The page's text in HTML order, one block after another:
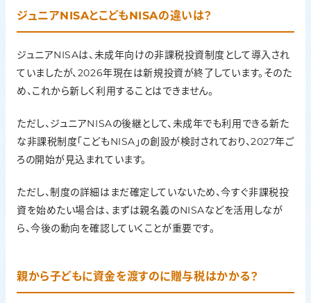
ジュニアNISAとこどもNISAの違いは？
ジュニアNISAは、未成年向けの非課税投資制度として導入され
ていましたが、2026年現在は新規投資が終了しています。そのた
め、これから新しく利用することはできません。
ただし、ジュニアNISAの後継として、未成年でも利用できる新た
な非課税制度「こどもNISA」の創設が検討されており、2027年ご
ろの開始が見込まれています。
ただし、制度の詳細はまだ確定していないため、今すぐ非課税投
資を始めたい場合は、まずは親名義のNISAなどを活用しなが
ら、今後の動向を確認していくことが重要です。
親から子どもに資金を渡すのに贈与税はかかる？